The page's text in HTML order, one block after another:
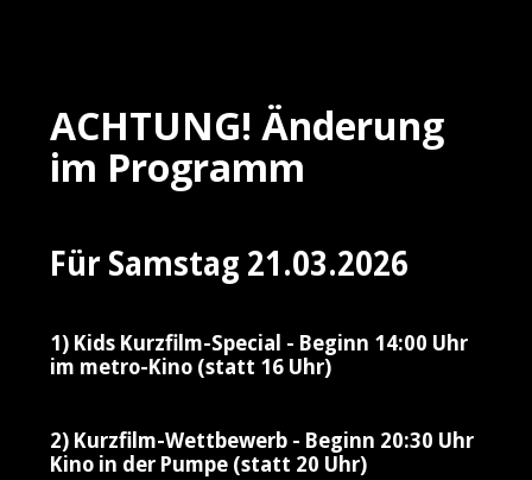
ACHTUNG! Änderung
im Programm
Für Samstag 21.03.2026
1) Kids Kurzfilm-Special - Beginn 14:00 Uhr
im metro-Kino (statt 16 Uhr)
2) Kurzfilm-Wettbewerb - Beginn 20:30 Uhr
Kino in der Pumpe (statt 20 Uhr)